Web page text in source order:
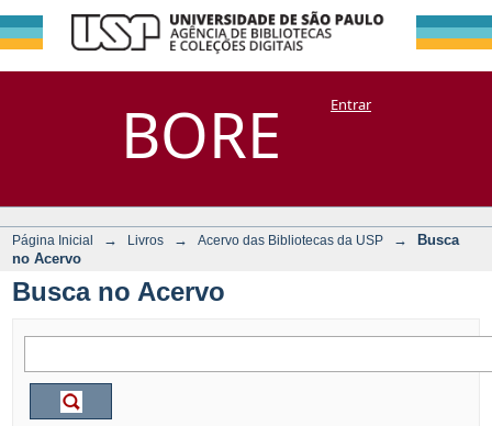
BORE
Busca no Acervo
DSpace/Manakin + CoriscoEntrar
Página Inicial → Livros → Acervo das Bibliotecas da USP →
Busca
no Acervo
Busca no Acervo